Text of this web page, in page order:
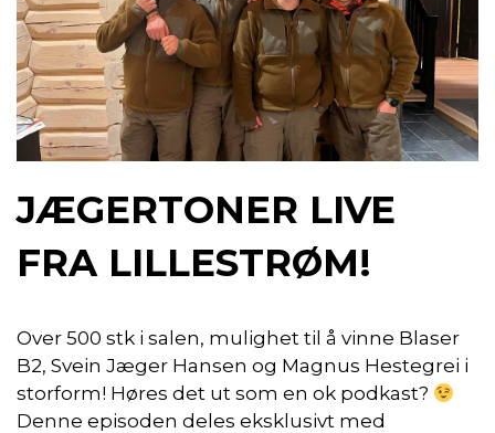
JÆGERTONER LIVE
FRA LILLESTRØM!
Over 500 stk i salen, mulighet til å vinne Blaser
B2, Svein Jæger Hansen og Magnus Hestegrei i
storform! Høres det ut som en ok podkast?
Denne episoden deles eksklusivt med